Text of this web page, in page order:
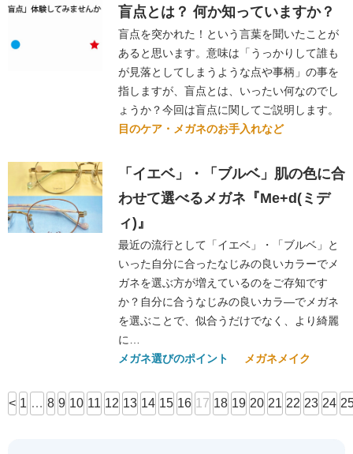
盲点とは？ 何か知っていますか？
盲点を突かれた！という言葉を聞いたことが
あると思います。意味は「うっかりして誰も
が見落としてしまうような点や事柄」の事を
指しますが、盲点とは、いったい何なのでし
ょうか？今回は盲点に関してご説明します。
目のケア・メガネのお手入れなど
「イエベ」・「ブルベ」肌の色に合
わせて選べるメガネ『Me+d(ミデ
ィ)』
最近の流行として「イエベ」・「ブルベ」と
いった自分に合ったなじみの良いカラーでメ
ガネを選ぶ方が増えているのをご存知です
か？自分に合うなじみの良いカラ―でメガネ
を選ぶことで、似合うだけでなく、より綺麗
に…
メガネ選びのポイント
メガネメイク
< 1 … 8 9 10 11 12 13 14 15 16 17 18 19 20 21 22 23 24